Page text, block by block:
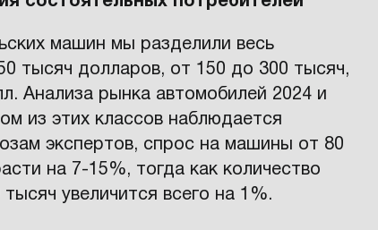
машин мы разделили весь
тысяч долларов, от 150 до 300 тысяч,
Анализа рынка автомобилей 2024 и
из этих классов наблюдается
экспертов, спрос на машины от 80
на 7-15%, тогда как количество
увеличится всего на 1%.